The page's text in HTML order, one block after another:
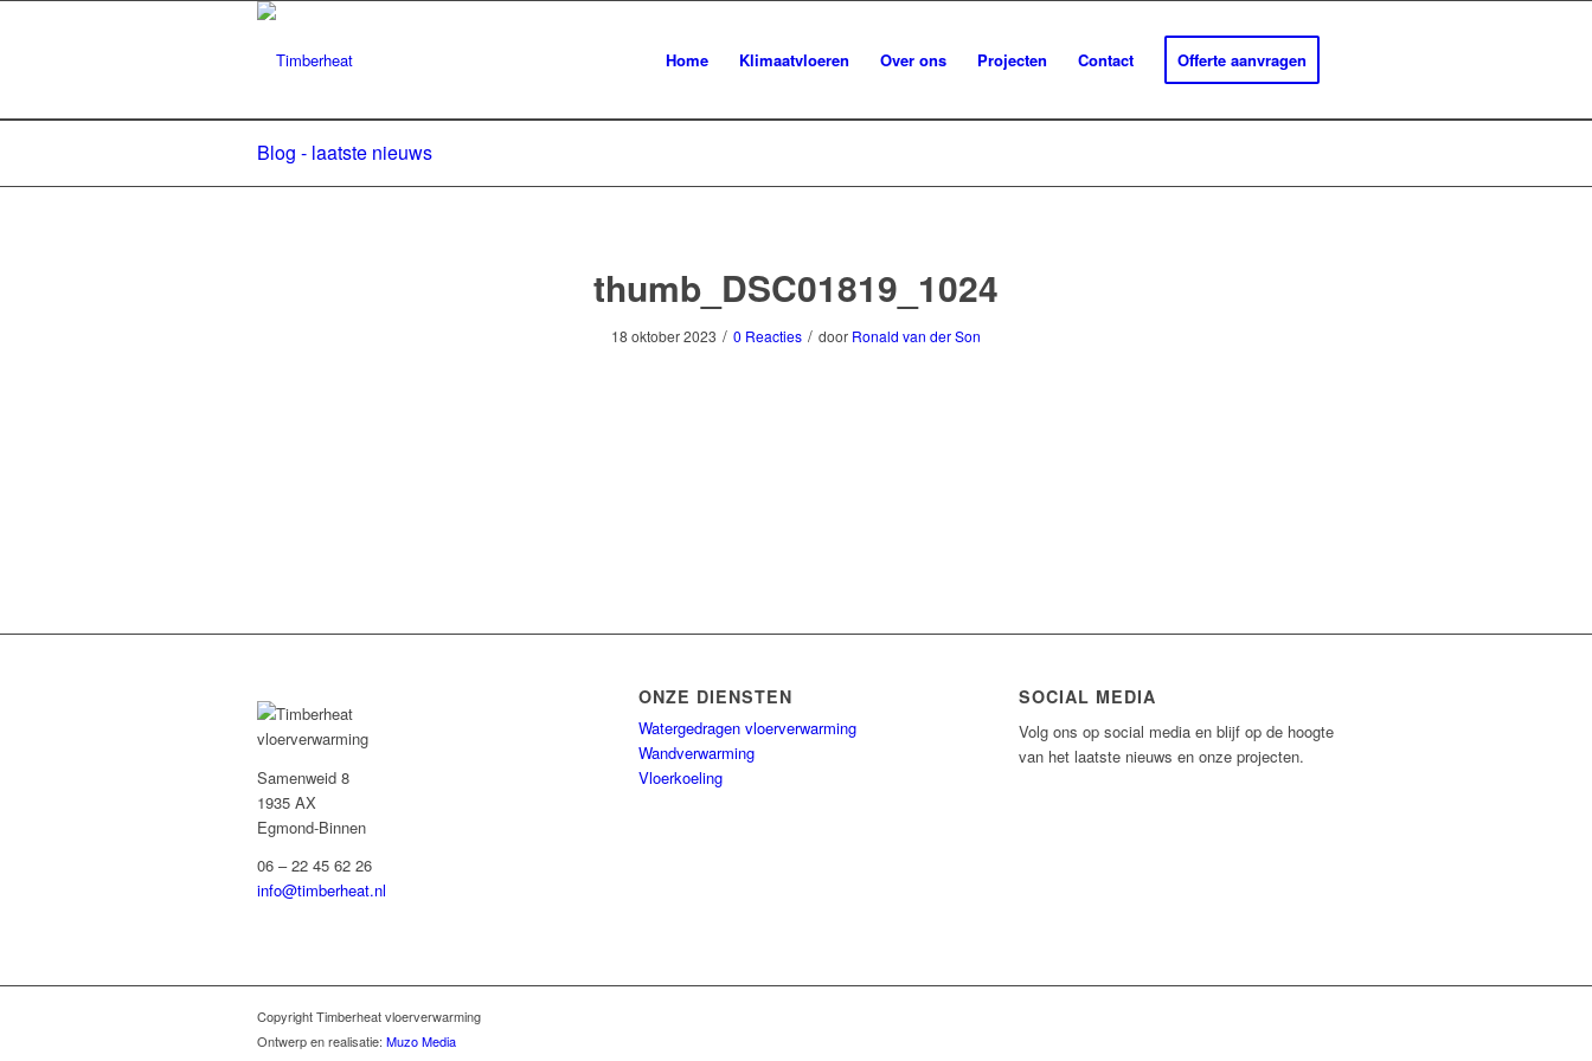
Home Klimaatvloeren Over ons Projecten Contact Offerte aanvragen
Blog - laatste nieuws
thumb_DSC01819_1024
18 oktober 2023 / 0 Reacties / door Ronald van der Son
Samenweid 8
1935 AX
Egmond-Binnen
06 – 22 45 62 26
info@timberheat.nl
ONZE DIENSTEN
Watergedragen vloerverwarming
Wandverwarming
Vloerkoeling
SOCIAL MEDIA
Volg ons op social media en blijf op de hoogte
van het laatste nieuws en onze projecten.
Copyright Timberheat vloerverwarming
Ontwerp en realisatie: Muzo Media